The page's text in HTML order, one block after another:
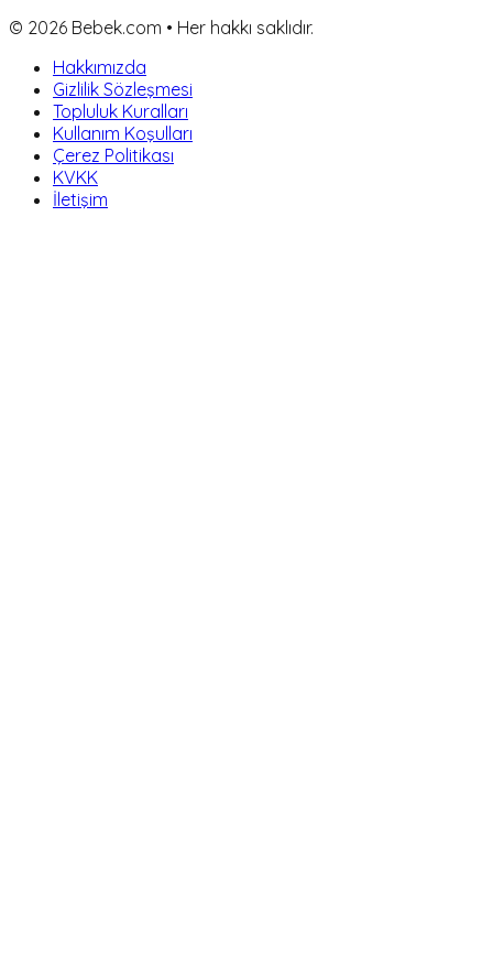
© 2026 Bebek.com • Her hakkı saklıdır.
Hakkımızda
Gizlilik Sözleşmesi
Topluluk Kuralları
Kullanım Koşulları
Çerez Politikası
KVKK
İletişim